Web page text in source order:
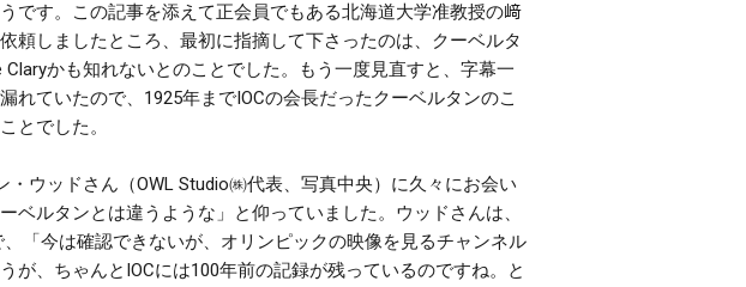
です。この記事を添えて正会員でもある北海道大学准教授の﨑
頼しましたところ、最初に指摘して下さったのは、クーベルタ
かも知れないとのことでした。もう一度見直すと、字幕一
ていたので、1925年までIOCの会長だったクーベルタンのこ
とでした。
ウッドさん（OWL Studio㈱代表、写真中央）に久々にお会い
ルタンとは違うような」と仰っていました。ウッドさんは、
、「今は確認できないが、オリンピックの映像を見るチャンネル
、ちゃんとIOCには100年前の記録が残っているのですね。と